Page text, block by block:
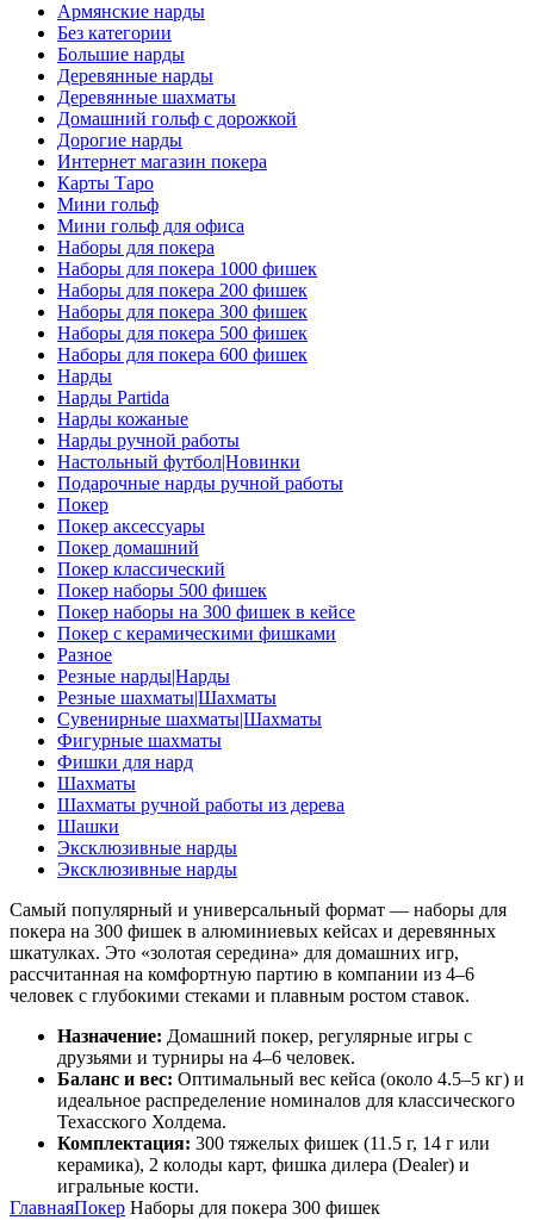
Армянские нарды
Без категории
Большие нарды
Деревянные нарды
Деревянные шахматы
Домашний гольф с дорожкой
Дорогие нарды
Интернет магазин покера
Карты Таро
Мини гольф
Мини гольф для офиса
Наборы для покера
Наборы для покера 1000 фишек
Наборы для покера 200 фишек
Наборы для покера 300 фишек
Наборы для покера 500 фишек
Наборы для покера 600 фишек
Нарды
Нарды Partida
Нарды кожаные
Нарды ручной работы
Настольный футбол|Новинки
Подарочные нарды ручной работы
Покер
Покер аксессуары
Покер домашний
Покер классический
Покер наборы 500 фишек
Покер наборы на 300 фишек в кейсе
Покер с керамическими фишками
Разное
Резные нарды|Нарды
Резные шахматы|Шахматы
Сувенирные шахматы|Шахматы
Фигурные шахматы
Фишки для нард
Шахматы
Шахматы ручной работы из дерева
Шашки
Эксклюзивные нарды
Эксклюзивные нарды
Самый популярный и универсальный формат — наборы для
покера на 300 фишек в алюминиевых кейсах и деревянных
шкатулках. Это «золотая середина» для домашних игр,
рассчитанная на комфортную партию в компании из 4–6
человек с глубокими стеками и плавным ростом ставок.
Назначение: Домашний покер, регулярные игры с
друзьями и турниры на 4–6 человек.
Баланс и вес: Оптимальный вес кейса (около 4.5–5 кг) и
идеальное распределение номиналов для классического
Техасского Холдема.
Комплектация: 300 тяжелых фишек (11.5 г, 14 г или
керамика), 2 колоды карт, фишка дилера (Dealer) и
игральные кости.
ГлавнаяПокер Наборы для покера 300 фишек